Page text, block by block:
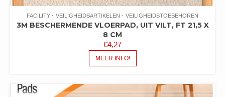
FACILITY VEILIGHEIDSARTIKELEN VEILIGHEIDSTOEBEHOREN
3M BESCHERMENDE VLOERPAD, UIT VILT, FT 21,5 X
8 CM
€4,27
MEER INFO!